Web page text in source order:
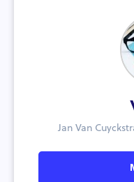
Jan Van